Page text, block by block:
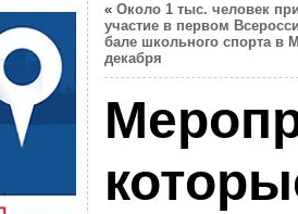
« Около 1 тыс. человек
участие в первом
бале школьного спорта в
декабря